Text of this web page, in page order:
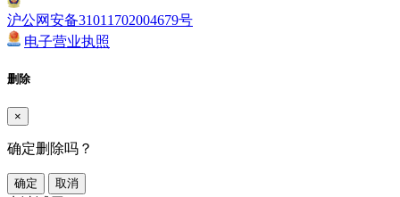
沪公网安备31011702004679号
电子营业执照
删除
×
确定删除吗？
确定 取消